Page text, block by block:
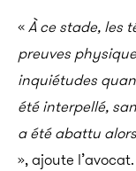
«À ce stade, les
preuves
inquiétudes
été interpellé,
a été abattu
», ajoute